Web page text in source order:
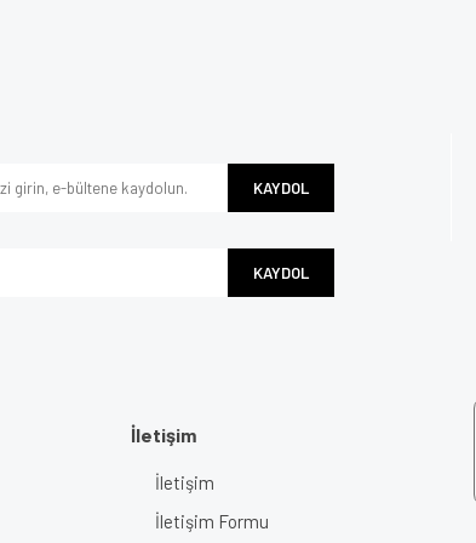
Gönder
KAYDOL
KAYDOL
İletişim
İletişim
İletişim Formu